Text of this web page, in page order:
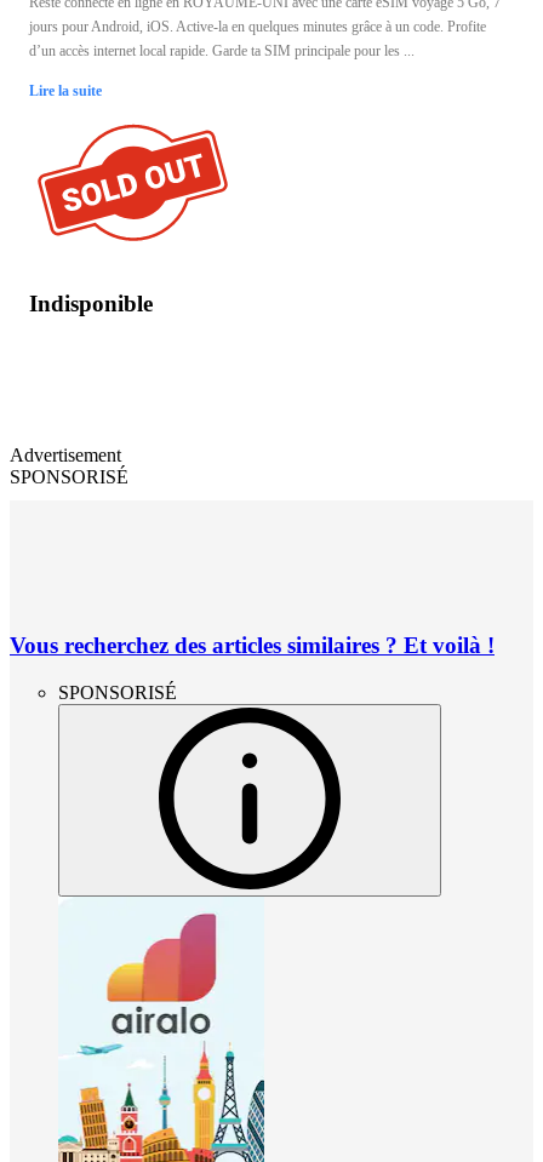
jours pour Android, iOS. Active-la en quelques minutes grâce à un code. Profite
d’un accès internet local rapide. Garde ta SIM principale pour les ...
Lire la suite
Indisponible
Advertisement
SPONSORISÉ
Vous recherchez des articles similaires ? Et voilà !
SPONSORISÉ